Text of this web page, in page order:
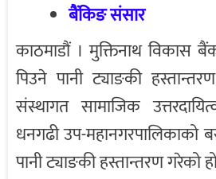
बैंकिङ संसार
काठमाडौं । मुक्तिनाथ विकास
पिउने पानी ट्याङकी
संस्थागत सामाजिक
धनगढी उप-महानगरपालिकाको
पानी ट्याङकी हस्तान्तरण गरेको